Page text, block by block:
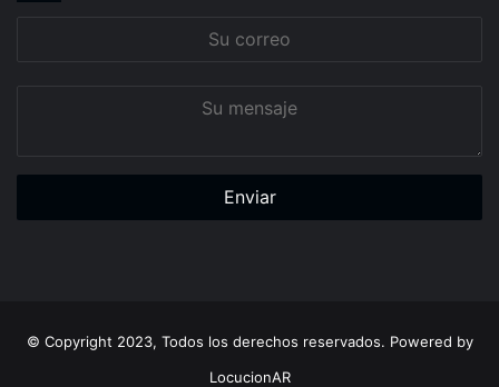
© Copyright 2023, Todos los derechos reservados. Powered by
LocucionAR